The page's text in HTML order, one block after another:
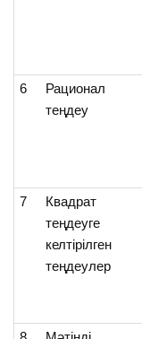
6
Рационал
теңдеу
7
Квадрат
теңдеуге
келтірілген
теңдеулер